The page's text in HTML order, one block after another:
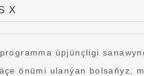
X
üpjünçligi
önümi ulanýan bolsaňyz,